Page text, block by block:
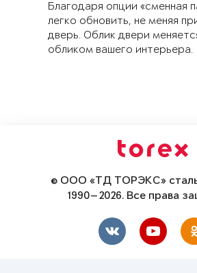
Благодаря опции «сменная
легко обновить, не меняя
дверь. Облик двери
обликом вашего интерьера.
© ООО «ТД ТОРЭКС»
1990—2026. Все права